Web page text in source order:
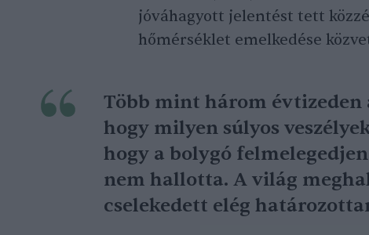
jóváhagyott jelentést tett
hőmérséklet emelkedése
Több mint három
hogy milyen súlyos
hogy a bolygó
nem hallotta. A világ
cselekedett elég